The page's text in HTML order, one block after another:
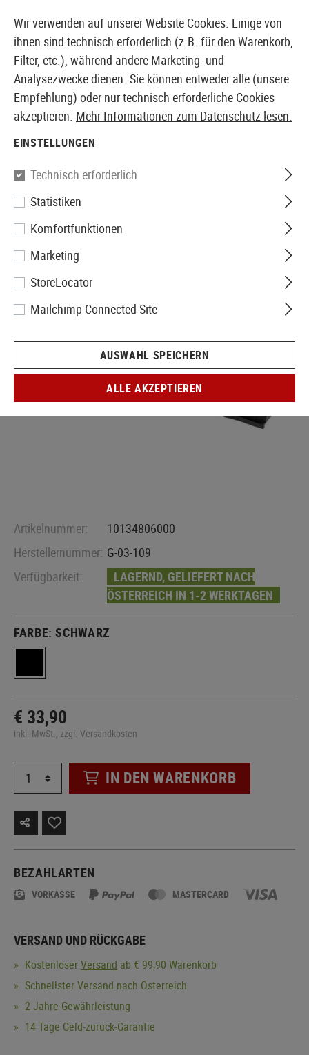
EUROPÄISCHER AIRSOFT SHOP & GROßHÄNDLER
G&G
SG-Series Low Type Mount
Base
Artikelnummer:
10134806000
Herstellernummer: G-03-109
Verfügbarkeit:
LAGERND, GELIEFERT NACH
ÖSTERREICH IN 1-2 WERKTAGEN
FARBE:SCHWARZ
€ 33,90
inkl. MwSt., zzgl. Versandkosten
IN DEN WARENKORB
BEZAHLARTEN
VORKASSE MASTERCARD
VERSAND UND RÜCKGABE
KostenloserVersand ab € 99,90 Warenkorb
Schnellster Versand nach Österreich
2 Jahre Gewährleistung
14 Tage Geld-zurück-Garantie
Wir verwenden auf unserer Website Cookies. Einige von
ihnen sind technisch erforderlich (z.B. für den Warenkorb,
Filter, etc.), während andere Marketing- und
Analysezwecke dienen. Sie können entweder alle (unsere
Empfehlung) oder nur technisch erforderliche Cookies
akzeptieren. Mehr Informationen zum Datenschutz lesen.
EINSTELLUNGEN
Technisch erforderlich
Statistiken
Komfortfunktionen
Marketing
StoreLocator
Mailchimp Connected Site
AUSWAHL SPEICHERN
ALLE AKZEPTIEREN